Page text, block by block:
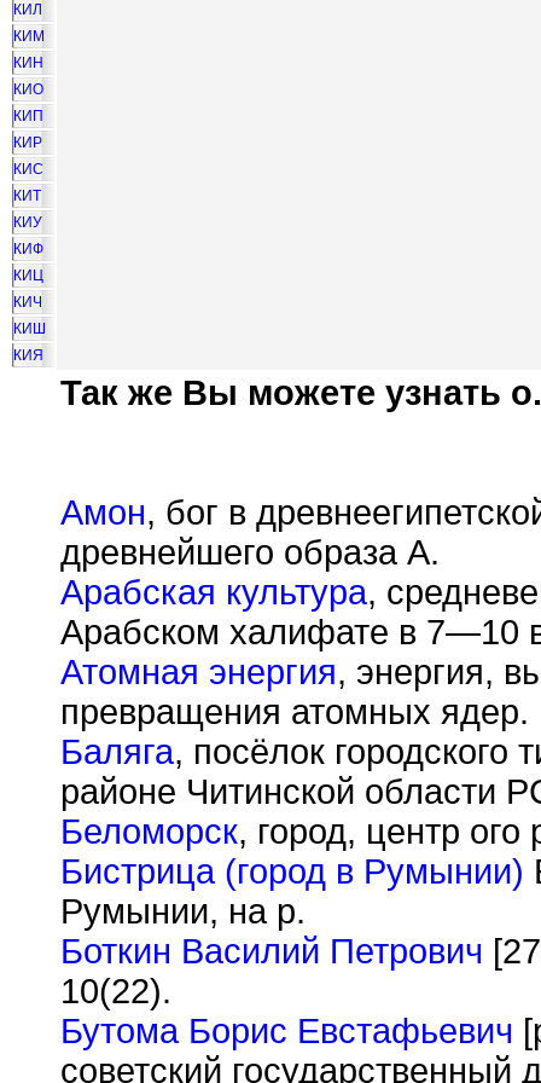
КИЛ
КИМ
КИН
КИО
КИП
КИР
КИС
КИТ
КИУ
КИФ
КИЦ
КИЧ
КИШ
КИЯ
Так же Вы можете узнать
Амон, бог в
древнейшего образа А.
Арабская культура,
Арабском халифате в 7—10
Атомная энергия, энергия,
превращения атомных ядер.
Баляга, посёлок городского
районе Читинской области
Беломорск, город, центр
Бистрица (город в Румынии)
Румынии, на р.
Боткин Василий Петрович
10(22).
Бутома Борис Евстафьевич
советский государственный